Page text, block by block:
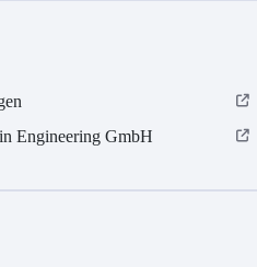
Engineering GmbH